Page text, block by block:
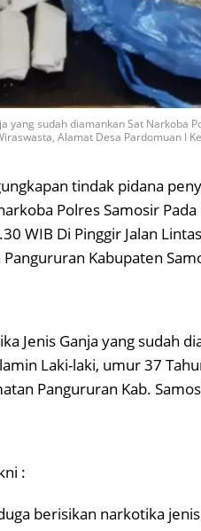
yang sudah diamankan Sat Narkoba
Alamat Desa Pardomuan I
tindak pidana
Polres Samosir
WIB Di Pinggir Jalan
Kabupaten
Jenis Ganja yang sudah
Laki-laki, umur 37
Pangururan Kab.
:
berisikan narkotika